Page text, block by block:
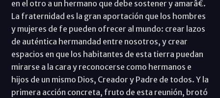
en el otro a un hermano que debe sostener y amarâ€.
La fraternidad es la gran aportación que los hombres
y mujeres de fe pueden ofrecer al mundo: crear lazos
de auténtica hermandad entre nosotros, y crear
espacios en que los habitantes de esta tierra puedan
mirarse a la cara y reconocerse como hermanos e
hijos de un mismo Dios, Creador y Padre de todos. Y la
primera acción concreta, fruto de esta reunión, brotó